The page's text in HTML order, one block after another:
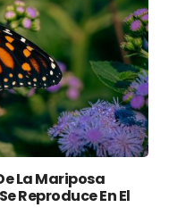
La Mariposa
Reproduce En El